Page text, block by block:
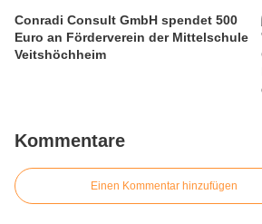
Conradi Consult GmbH spendet 500
Euro an Förderverein der Mittelschule
Veitshöchheim
Kommentare
Einen Kommentar hinzufügen